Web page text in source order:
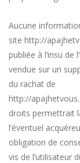
Aucune
site http://
publiée à l’insu de
vendue sur un
du rachat de
http://
droits permettrait
l’éventuel
obligation de
vis de l’utilisateur